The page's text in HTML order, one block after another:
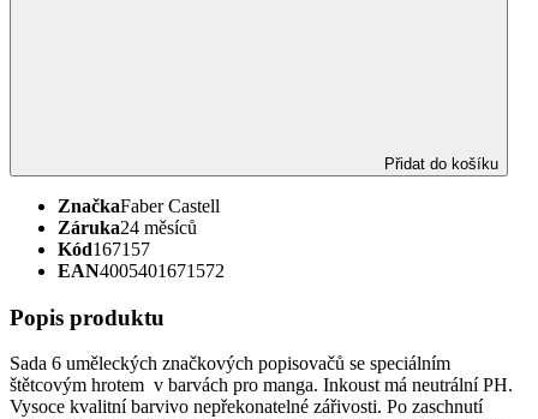
Přidat do košíku
ZnačkaFaber Castell
Záruka24 měsíců
Kód167157
EAN4005401671572
Popis produktu
Sada 6 uměleckých značkových popisovačů se speciálním
štětcovým hrotem v barvách pro manga. Inkoust má neutrální PH.
Vysoce kvalitní barvivo nepřekonatelné zářivosti. Po zaschnutí